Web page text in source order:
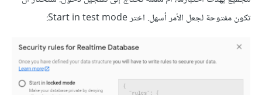
تكون مفتوحة لجعل الأمر أسهل. اختر Start in test mode: